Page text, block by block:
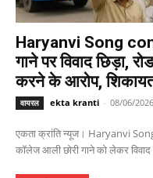
Haryanvi Song
गाने पर विवाद छिड़ा,
करने के आरोप,
वायरल ekta kranti - 08/06/2026
एकता क्रांति न्यूज। Haryanvi
कॉलेज आली छोरी गाने को लेकर विवाद